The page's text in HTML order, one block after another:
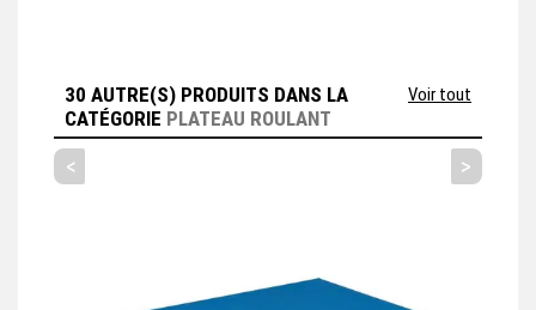
30 AUTRE(S) PRODUITS DANS LA
CATÉGORIE PLATEAU ROULANT
Voir tout
< >